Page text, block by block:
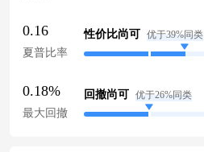
0.16
夏普比率
性价比尚可 优于39%同类
0.18%
最大回撤
回撤尚可 优于26%同类